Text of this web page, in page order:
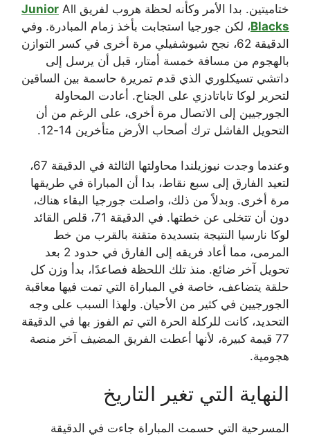
ختاميتين. بدا الأمر وكأنه لحظة هروب لفريق
Junior All
Blacks، لكن جورجيا استجابت بأخذ زمام المبادرة. وفي
الدقيقة 62، نجح شيوشفيلي مرة أخرى في كسر التوازن
بالهجوم من مسافة خمسة أمتار، قبل أن يرسل إلى
داتشي تسيكلوري الذي قدم تمريرة حاسمة بين الساقين
لتحرير لوكا تاباتادزي على الجناح. أعادت المحاولة
الجورجيين إلى الاتصال مرة أخرى، على الرغم من أن
التحويل الفاشل ترك أصحاب الأرض متأخرين 14-12.
وعندما وجدت نيوزيلندا محاولتها الثالثة في الدقيقة 67،
لتعيد الفارق إلى سبع نقاط، بدا أن المباراة في طريقها
مرة أخرى. وبدلاً من ذلك، واصلت جورجيا البقاء هناك،
دون أن تتخلى عن خطتها. في الدقيقة 71، قلص القائد
لوكا نارسيا النتيجة بتسديدة متقنة بالقرب من خط
المرمى، مما أعاد فريقه إلى الفارق في حدود 2 بعد
تحويل آخر ضائع. منذ تلك اللحظة فصاعدًا، بدأ وزن كل
حلقة يتضاعف، خاصة في المباراة التي تمت فيها معاقبة
الجورجيين في كثير من الأحيان. ولهذا السبب على وجه
التحديد، كانت للركلة الحرة التي تم الفوز بها في الدقيقة
77 قيمة كبيرة، لأنها أعطت الفريق المضيف آخر منصة
هجومية.
النهاية التي تغير التاريخ
المسرحية التي حسمت المباراة جاءت في الدقيقة